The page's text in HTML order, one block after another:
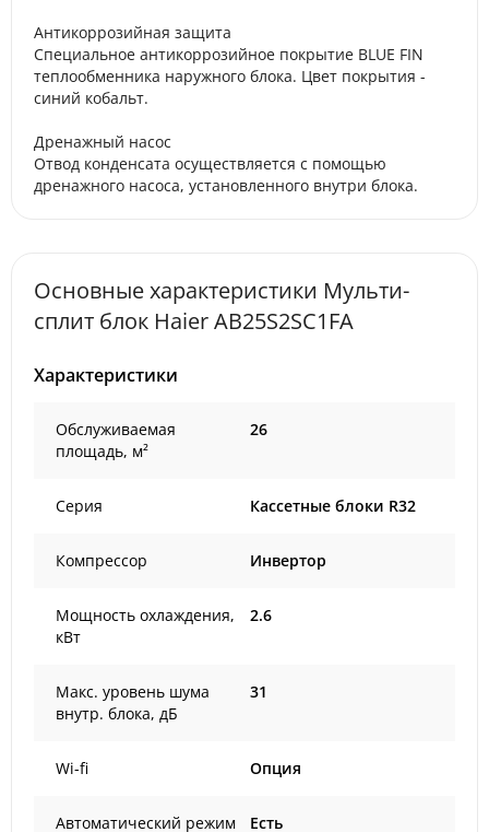
Антикоррозийная защита
Специальное антикоррозийное покрытие BLUE FIN
теплообменника наружного блока. Цвет покрытия -
синий кобальт.
Дренажный насос
Отвод конденсата осуществляется с помощью
дренажного насоса, установленного внутри блока.
Основные характеристики Мульти-
сплит блок Haier AB25S2SC1FA
Характеристики
Обслуживаемая
площадь, м²
26
Серия Кассетные блоки R32
Компрессор Инвертор
Мощность охлаждения,
кВт
2.6
Макс. уровень шума
внутр. блока, дБ
31
Wi-fi Опция
Автоматический режим Есть